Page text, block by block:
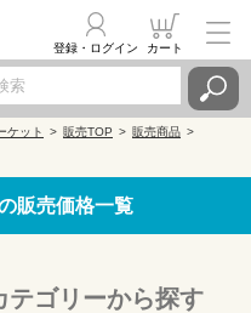
登録・ログイン カート
ケット 販売TOP
販売商品
販売価格一覧
テゴリーから探す